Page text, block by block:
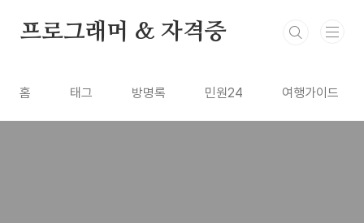
프로그래머 & 자격증
홈 태그 방명록 민원24 여행가이드